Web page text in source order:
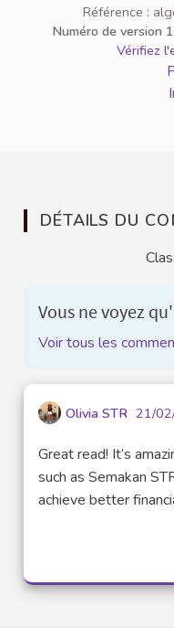
Référence :
Numéro de version 1
Vérifiez
DÉTAILS DU
Vous ne voyez
Voir tous les
Olivia STR 21/
Great read! It’s
such as Semakan
achieve better